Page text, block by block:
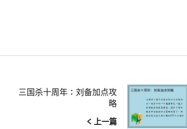
三国杀十周年：刘备加点攻
略
< 上一篇